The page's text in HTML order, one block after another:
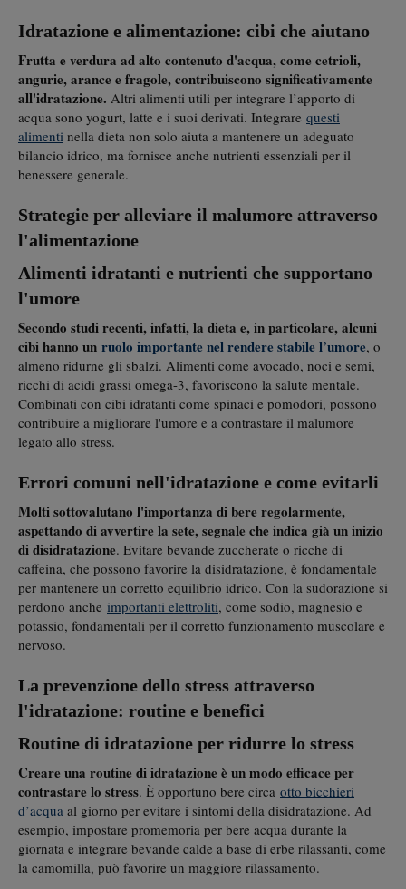
Idratazione e alimentazione: cibi che aiutano
Frutta e verdura ad alto contenuto d'acqua, come cetrioli,
angurie, arance e fragole, contribuiscono significativamente
all'idratazione. Altri alimenti utili per integrare l’apporto di
acqua sono yogurt, latte e i suoi derivati. Integrare questi
alimenti nella dieta non solo aiuta a mantenere un adeguato
bilancio idrico, ma fornisce anche nutrienti essenziali per il
benessere generale.
Strategie per alleviare il malumore attraverso
l'alimentazione
Alimenti idratanti e nutrienti che supportano
l'umore
Secondo studi recenti, infatti, la dieta e, in particolare, alcuni
cibi hanno un ruolo importante nel rendere stabile l’umore, o
almeno ridurne gli sbalzi. Alimenti come avocado, noci e semi,
ricchi di acidi grassi omega-3, favoriscono la salute mentale.
Combinati con cibi idratanti come spinaci e pomodori, possono
contribuire a migliorare l'umore e a contrastare il malumore
legato allo stress.
Errori comuni nell'idratazione e come evitarli
Molti sottovalutano l'importanza di bere regolarmente,
aspettando di avvertire la sete, segnale che indica già un inizio
di disidratazione. Evitare bevande zuccherate o ricche di
caffeina, che possono favorire la disidratazione, è fondamentale
per mantenere un corretto equilibrio idrico. Con la sudorazione si
perdono anche importanti elettroliti, come sodio, magnesio e
potassio, fondamentali per il corretto funzionamento muscolare e
nervoso.
La prevenzione dello stress attraverso
l'idratazione: routine e benefici
Routine di idratazione per ridurre lo stress
Creare una routine di idratazione è un modo efficace per
contrastare lo stress. È opportuno bere circa otto bicchieri
d’acqua al giorno per evitare i sintomi della disidratazione. Ad
esempio, impostare promemoria per bere acqua durante la
giornata e integrare bevande calde a base di erbe rilassanti, come
la camomilla, può favorire un maggiore rilassamento.